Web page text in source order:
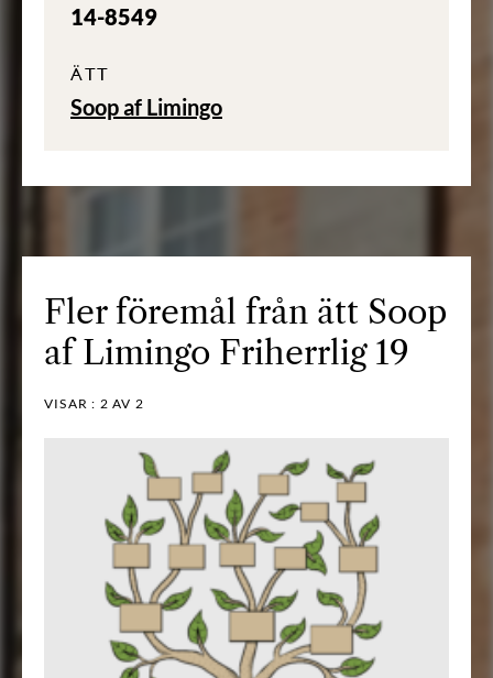
14-8549
ÄTT
Soop af Limingo
Fler föremål från ätt Soop
af Limingo Friherrlig 19
VISAR : 2 AV 2